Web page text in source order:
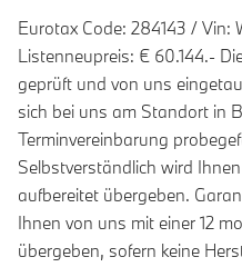
Eurotax Code: 284143 / Vin:
Listenneupreis: € 60.144.-
geprüft und von uns
sich bei uns am Standort in
Terminvereinbarung
Selbstverständlich wird
aufbereitet übergeben.
Ihnen von uns mit einer 12
übergeben, sofern keine